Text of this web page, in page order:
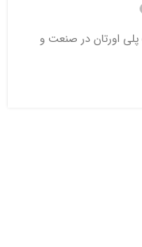
اورتان در صنعت و